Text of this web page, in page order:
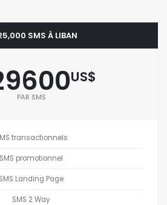
SMS À LIBAN
US$
PAR SMS
transactionnels
SMS promotionnel
SMS Landing Page
SMS 2 Way